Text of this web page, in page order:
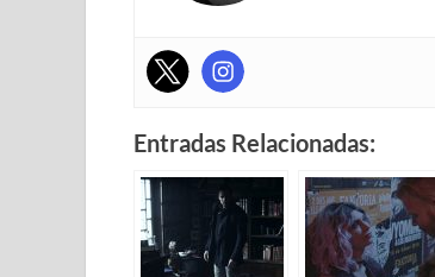
Entradas Relacionadas: